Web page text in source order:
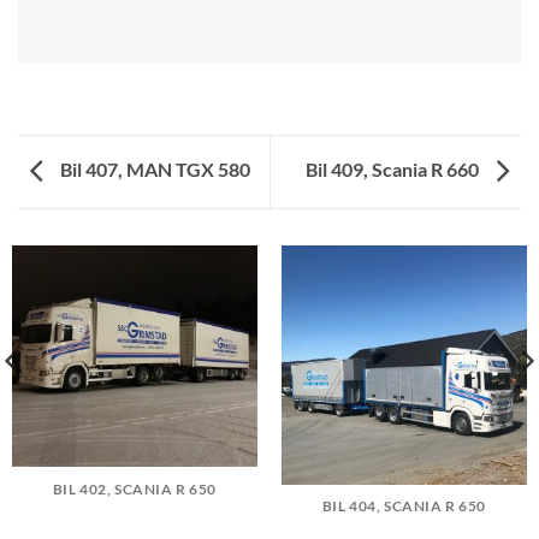
Bil 407, MAN TGX 580 Bil 409, Scania R 660
BIL 402, SCANIA R 650
BIL 404, SCANIA R 650